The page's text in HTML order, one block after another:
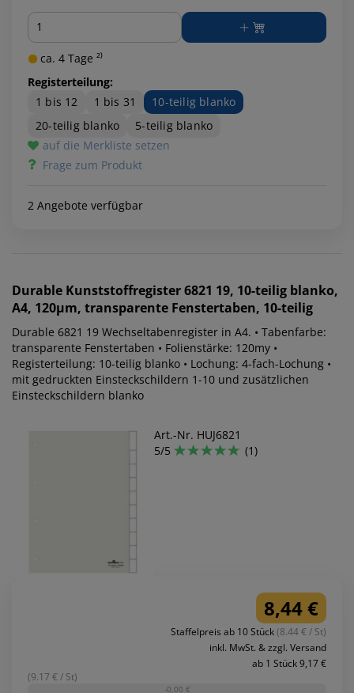
Menge
ca. 4 Tage ²⁾
Registerteilung:
1 bis 12
1 bis 31
10-teilig blanko
20-teilig blanko
5-teilig blanko
auf die Merkliste setzen
Frage zum Produkt
2 Angebote verfügbar
Durable Kunststoffregister 6821 19, 10-teilig blanko,
A4, 120µm, transparente Fenstertaben, 10-teilig
Durable 6821 19 Wechseltabenregister in A4. • Tabenfarbe:
transparente Fenstertaben • Folienstärke: 120my •
Registerteilung: 10-teilig blanko • Lochung: 4-fach-Lochung •
mit gedruckten Einsteckschildern 1-10 und zusätzlichen
Einsteckschildern blanko
Art.-Nr. HUJ6821
5/5
(1)
8,44 €
Staffelpreis ab 10 Stück(8.44 € / St)
inkl. MwSt. & zzgl. Versand
ab 1 Stück 9,17 €
(9.17 € / St)
-0,00 €